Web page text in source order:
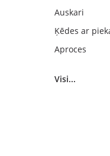
Auskari
Ķēdes ar
Aproces
Visi...